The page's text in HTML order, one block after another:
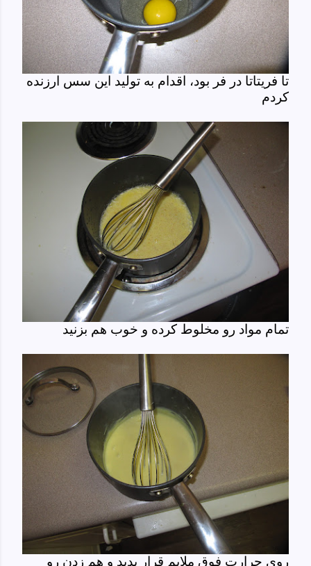
تا فریتاتا در فر بود، اقدام به تولید این سس ارزنده
کردم
تمام مواد رو مخلوط کرده و خوب هم بزنید
روی حرارت فوق ملایم قرار بدید و هم زدن رو